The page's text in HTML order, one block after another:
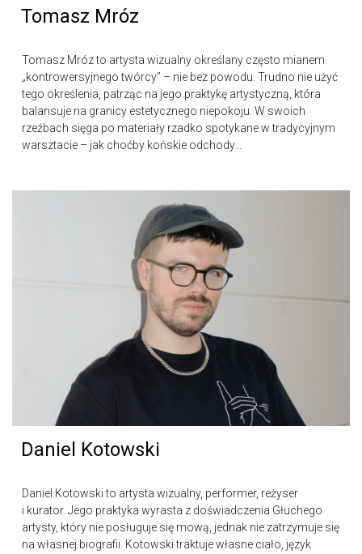
Tomasz Mróz
Tomasz Mróz to artysta wizualny określany często mianem
„kontrowersyjnego twórcy” – nie bez powodu. Trudno nie użyć
tego określenia, patrząc na jego praktykę artystyczną, która
balansuje na granicy estetycznego niepokoju. W swoich
rzeźbach sięga po materiały rzadko spotykane w tradycyjnym
warsztacie – jak choćby końskie odchody...
Daniel Kotowski
Daniel Kotowski to artysta wizualny, performer, reżyser
i kurator. Jego praktyka wyrasta z doświadczenia Głuchego
artysty, który nie posługuje się mową, jednak nie zatrzymuje się
na własnej biografii. Kotowski traktuje własne ciało, język